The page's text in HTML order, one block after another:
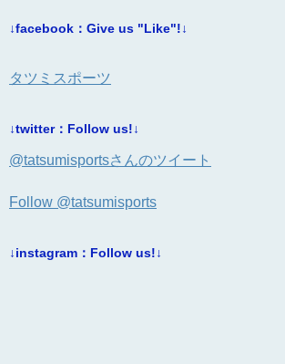
↓facebook：Give us "Like"!↓
タツミスポーツ
↓twitter：Follow us!↓
@tatsumisportsさんのツイート
Follow @tatsumisports
↓instagram：Follow us!↓